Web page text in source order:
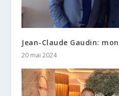
Jean-Claude Gaudin:
20 mai 2024